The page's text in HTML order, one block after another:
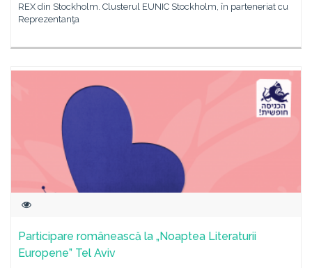
REX din Stockholm. Clusterul EUNIC Stockholm, în parteneriat cu
Reprezentanţa
Participare românească la „Noaptea Literaturii
Europene” Tel Aviv